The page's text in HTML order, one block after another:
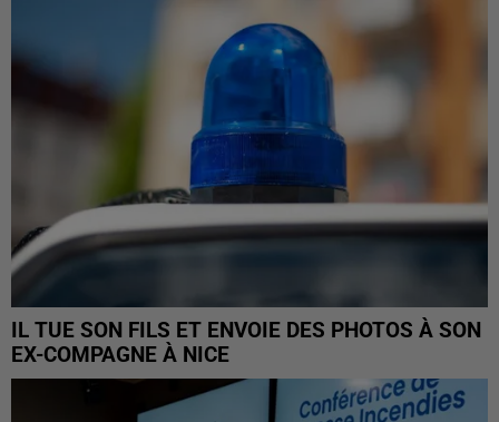
IL TUE SON FILS ET ENVOIE DES PHOTOS À SON
EX-COMPAGNE À NICE